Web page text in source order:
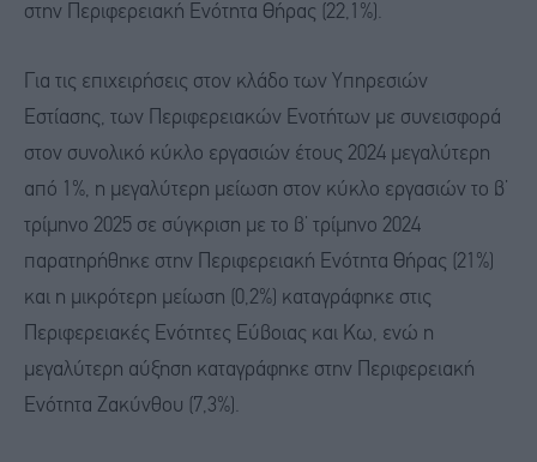
στην Περιφερειακή Ενότητα Θήρας (22,1%).
Για τις επιχειρήσεις στον κλάδο των Υπηρεσιών
Εστίασης, των Περιφερειακών Ενοτήτων με συνεισφορά
στον συνολικό κύκλο εργασιών έτους 2024 μεγαλύτερη
από 1%, η μεγαλύτερη μείωση στον κύκλο εργασιών το β’
τρίμηνο 2025 σε σύγκριση με το β’ τρίμηνο 2024
παρατηρήθηκε στην Περιφερειακή Ενότητα Θήρας (21%)
και η μικρότερη μείωση (0,2%) καταγράφηκε στις
Περιφερειακές Ενότητες Εύβοιας και Κω, ενώ η
μεγαλύτερη αύξηση καταγράφηκε στην Περιφερειακή
Ενότητα Ζακύνθου (7,3%).